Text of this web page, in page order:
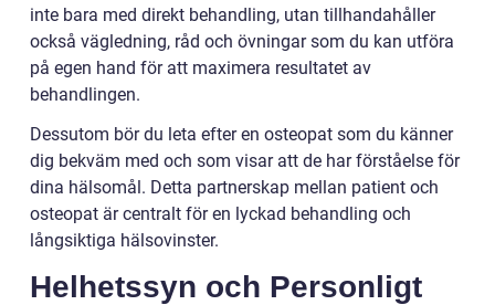
inte bara med direkt behandling, utan tillhandahåller
också vägledning, råd och övningar som du kan utföra
på egen hand för att maximera resultatet av
behandlingen.
Dessutom bör du leta efter en osteopat som du känner
dig bekväm med och som visar att de har förståelse för
dina hälsomål. Detta partnerskap mellan patient och
osteopat är centralt för en lyckad behandling och
långsiktiga hälsovinster.
Helhetssyn och Personligt